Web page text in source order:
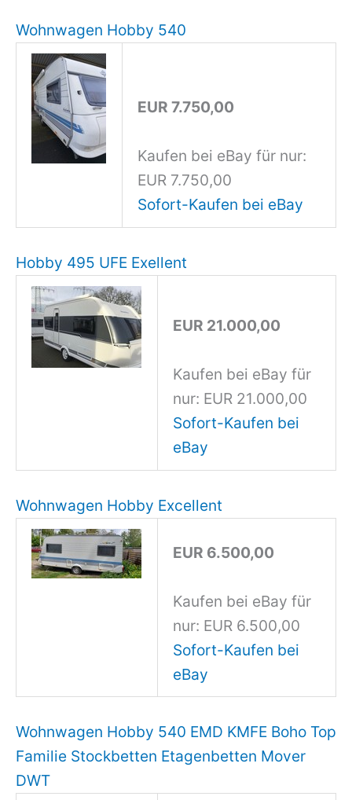
Wohnwagen Hobby 540
EUR 7.750,00
Kaufen bei eBay für nur:
EUR 7.750,00
Sofort-Kaufen bei eBay
Hobby 495 UFE Exellent
EUR 21.000,00
Kaufen bei eBay für
nur: EUR 21.000,00
Sofort-Kaufen bei
eBay
Wohnwagen Hobby Excellent
EUR 6.500,00
Kaufen bei eBay für
nur: EUR 6.500,00
Sofort-Kaufen bei
eBay
Wohnwagen Hobby 540 EMD KMFE Boho Top
Familie Stockbetten Etagenbetten Mover
DWT